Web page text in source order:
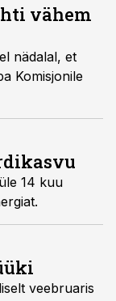
vähem
nädalal, et
Komisjonile
14 kuu
veebruaris